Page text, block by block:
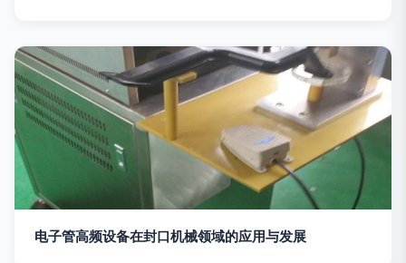
电子管高频设备在封口机械领域的应用与发展